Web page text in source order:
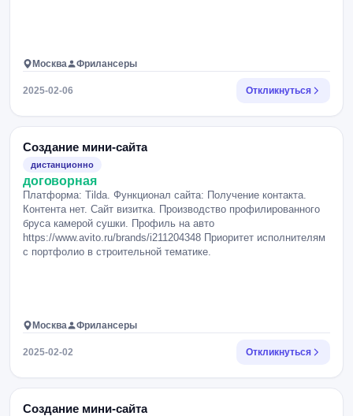
Москва Фрилансеры
2025-02-06 Откликнуться
Создание мини-сайта
дистанционно
договорная
Платформа: Tilda. Функционал сайта: Получение контакта.
Контента нет. Сайт визитка. Производство профилированного
бруса камерой сушки. Профиль на авто
https://www.avito.ru/brands/i211204348 Приоритет исполнителям
с портфолио в строительной тематике.
Москва Фрилансеры
2025-02-02 Откликнуться
Создание мини-сайта